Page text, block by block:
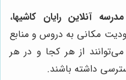
مدرسه آنلاین رایان کاشیها،
مکانی به دروس و منابع
از هر کجا و در هر
داشته باشند.